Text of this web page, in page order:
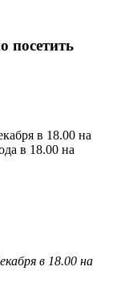
посетить
в 18.00 на
в 18.00 на
в 18.00 на